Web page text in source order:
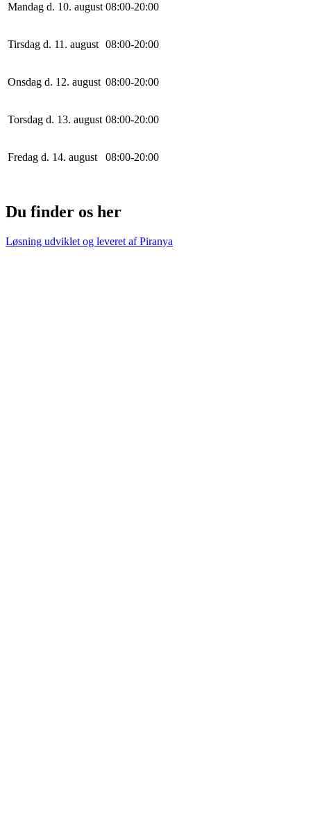
Mandag d. 10. august 08:00-20:00
Tirsdag d. 11. august 08:00-20:00
Onsdag d. 12. august 08:00-20:00
Torsdag d. 13. august 08:00-20:00
Fredag d. 14. august 08:00-20:00
Du finder os her
Løsning udviklet og leveret afPiranya